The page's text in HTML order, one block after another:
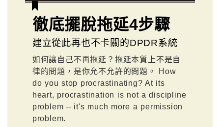
徹底擺脫拖延4步驟
建立從此再也不卡關的DPDR系統
如何讓自己不再拖延？拖延本質上不是自
律的問題，是你允不允許的問題。 How
do you stop procrastinating? At its
heart, procrastination is not a discipline
problem – it's much more a permission
problem.